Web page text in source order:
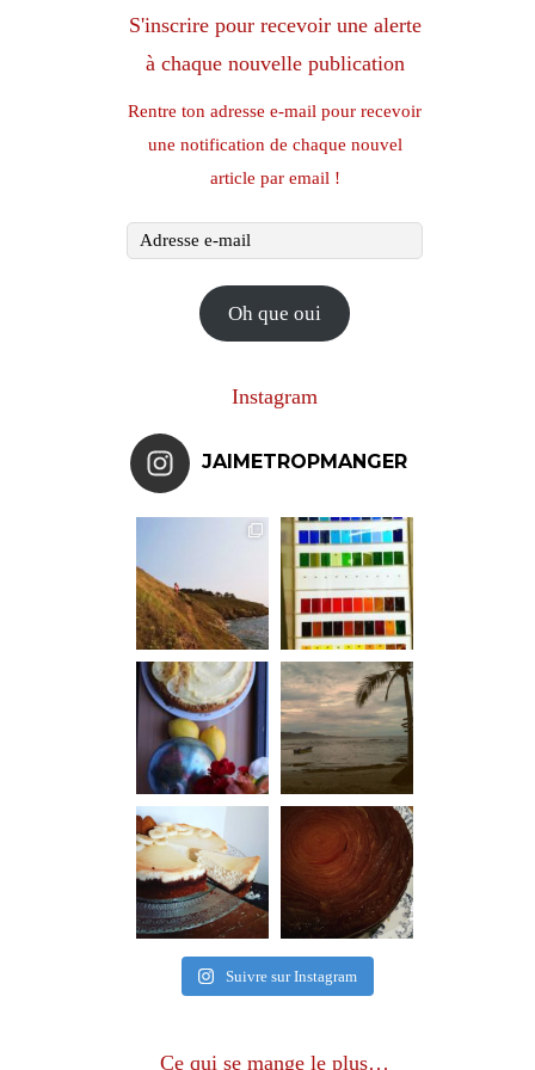
S'inscrire pour recevoir une alerte
à chaque nouvelle publication
Rentre ton adresse e-mail pour recevoir
une notification de chaque nouvel
article par email !
Adresse
Oh que oui
Instagram
JAIMETROPMANGER
Suivre sur Instagram
Ce qui se mange le plus…